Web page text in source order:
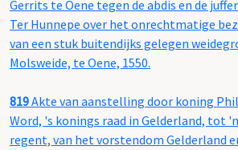
Gerrits te Oene tegen de abdis en de
Ter Hunnepe over het onrechtmatige
van een stuk buitendijks gelegen
Molsweide, te Oene, 1550.
819Akte van aanstelling door koning
Word, 's konings raad in Gelderland, tot
regent, van het vorstendom Gelderland